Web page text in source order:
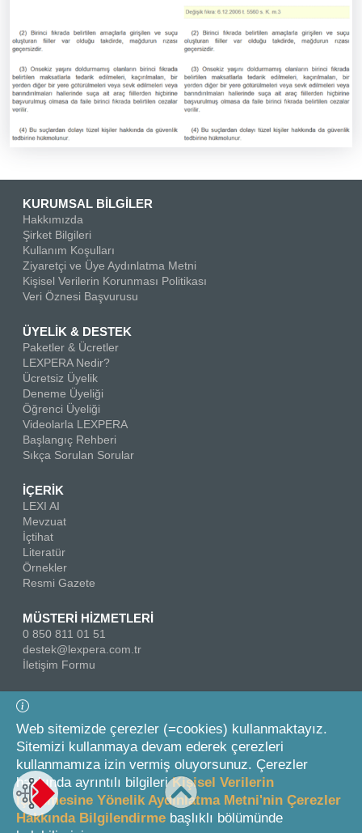
KURUMSAL BİLGİLER
Hakkımızda
Şirket Bilgileri
Kullanım Koşulları
Ziyaretçi ve Üye Aydınlatma Metni
Kişisel Verilerin Korunması Politikası
Veri Öznesi Başvurusu
ÜYELİK & DESTEK
Paketler & Ücretler
LEXPERA Nedir?
Ücretsiz Üyelik
Deneme Üyeliği
Öğrenci Üyeliği
Videolarla LEXPERA
Başlangıç Rehberi
Sıkça Sorulan Sorular
İÇERİK
LEXI AI
Mevzuat
İçtihat
Literatür
Örnekler
Resmi Gazete
MÜSTERİ HİZMETLERİ
0 850 811 01 51
destek@lexpera.com.tr
İletişim Formu
Bizi Takip Edin
© 2026 On İki Levha Yayıncılık A.Ş.
Web sitemizde çerezler (=cookies) kullanmaktayız.
Sitemizi kullanmaya devam ederek çerezleri
kullanmamıza izin vermiş oluyorsunuz. Çerezler
hakkında ayrıntılı bilgileriKişisel Verilerin
İşlenmesine Yönelik Aydınlatma Metni'nin Çerezler
Hakkında Bilgilendirme başlıklı bölümünde